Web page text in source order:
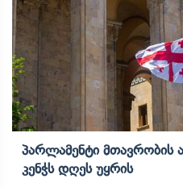
Პარლამენტი Მთავრობის
Კენჭს Დღეს Უყრის